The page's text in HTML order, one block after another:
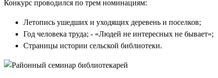
Конкурс проводился по трем номинациям:
Летопись ушедших и уходящих деревень и поселков;
Год человека труда; - «Людей не интересных не бывает»;
Страницы истории сельской библиотеки.